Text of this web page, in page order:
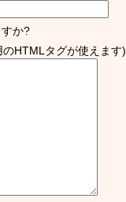
か?
HTMLタグが使えます)